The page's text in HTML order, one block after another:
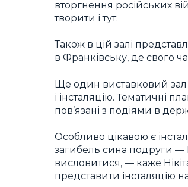
вторгнення російських
творити і тут.
Також в цій залі
в Франківську, де свого
Ще один виставковий зал
і інсталяцію. Тематичні
пов’язані з подіями в
Особливо цікавою є
загибель сина подруги —
висловитися, — каже
представити інсталяцію